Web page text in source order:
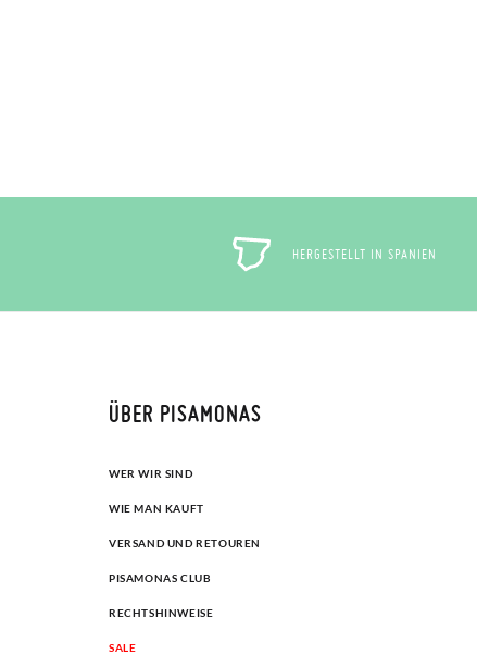
HERGESTELLT IN SPANIEN
ÜBER PISAMONAS
WER WIR SIND
WIE MAN KAUFT
VERSAND UND RETOUREN
PISAMONAS CLUB
RECHTSHINWEISE
SALE